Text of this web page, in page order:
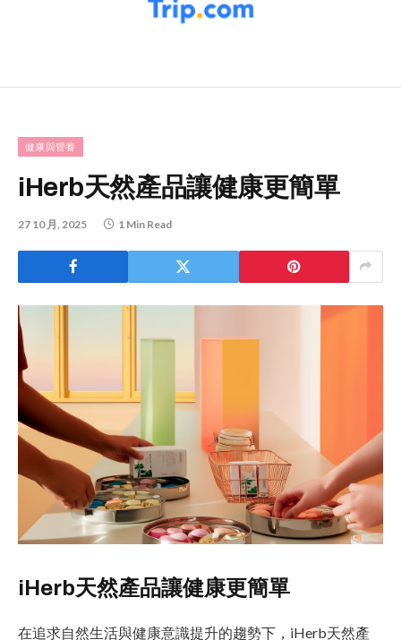
健康與營養
iHerb天然產品讓健康更簡單
27 10 月, 2025 1 Min Read
iHerb天然產品讓健康更簡單
在追求自然生活與健康意識提升的趨勢下，iHerb天然產